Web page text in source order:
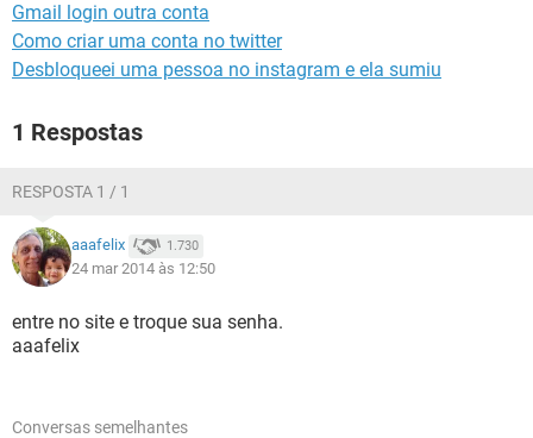
Gmail login outra conta
Como criar uma conta no twitter
Desbloqueei uma pessoa no instagram e ela sumiu
1 Respostas
RESPOSTA 1 / 1
aaafelix 1.730
24 mar 2014 às 12:50
entre no site e troque sua senha.
aaafelix
Conversas semelhantes